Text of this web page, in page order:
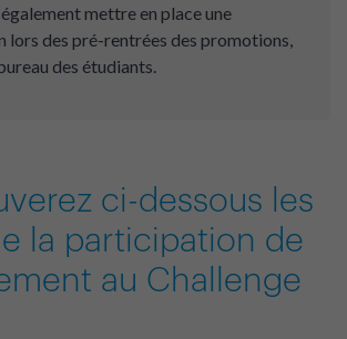
mettre en place une
lors des pré-rentrées des promotions,
des étudiants.
ci-dessous les
la participation de
au Challenge